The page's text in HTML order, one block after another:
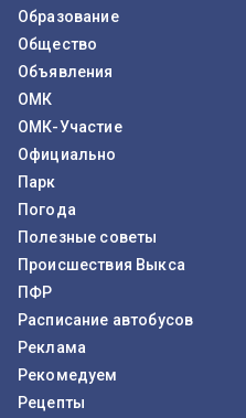
Образование
Общество
Объявления
ОМК
ОМК-Участие
Официально
Парк
Погода
Полезные советы
Происшествия Выкса
ПФР
Расписание автобусов
Реклама
Рекомедуем
Рецепты